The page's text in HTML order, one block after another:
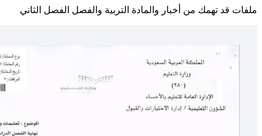
ملفات قد تهمك من أخبار والمادة التربية والفصل الفصل الثاني